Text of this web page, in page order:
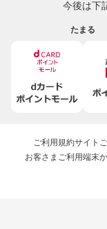
今後は下
たまる
ご利用規約サイト
お客さまご利用端末